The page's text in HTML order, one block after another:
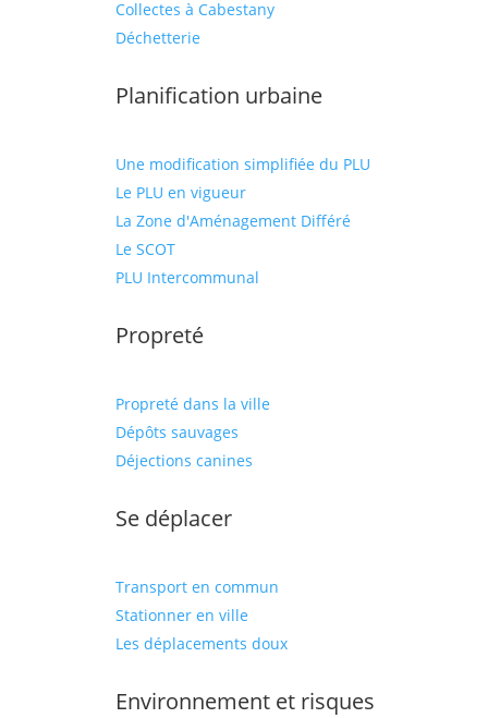
Collectes à Cabestany
Déchetterie
Planification urbaine
Une modification simplifiée du PLU
Le PLU en vigueur
La Zone d'Aménagement Différé
Le SCOT
PLU Intercommunal
Propreté
Propreté dans la ville
Dépôts sauvages
Déjections canines
Se déplacer
Transport en commun
Stationner en ville
Les déplacements doux
Environnement et risques